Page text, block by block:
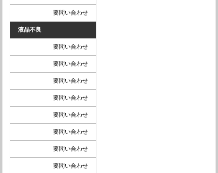
要問い合わせ
液晶不良
要問い合わせ
要問い合わせ
要問い合わせ
要問い合わせ
要問い合わせ
要問い合わせ
要問い合わせ
要問い合わせ